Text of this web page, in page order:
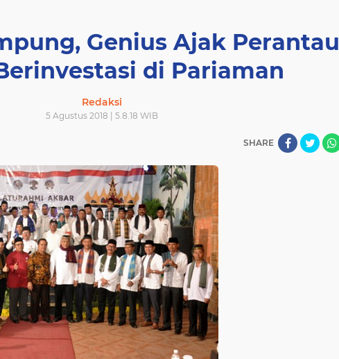
Genius Ajak Perantau
di Pariaman
Redaksi
5 Agustus 2018 | 5.8.18 WIB
SHARE